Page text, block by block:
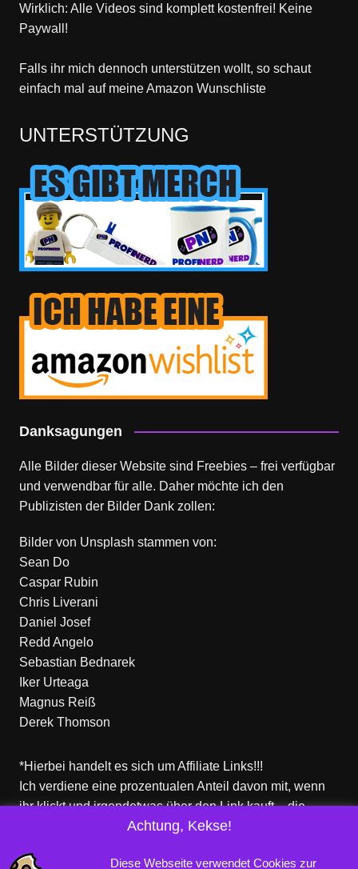
Wirklich: Alle Videos sind komplett kostenfrei! Keine
Paywall!
Falls ihr mich dennoch unterstützen wollt, so schaut
einfach mal auf meine Amazon Wunschliste
UNTERSTÜTZUNG
Danksagungen
Alle Bilder dieser Website sind Freebies – frei verfügbar
und verwendbar für alle. Daher möchte ich den
Publizisten der Bilder Dank zollen:
Bilder von Unsplash stammen von:
Sean Do
Caspar Rubin
Chris Liverani
Daniel Josef
Redd Angelo
Sebastian Bednarek
Iker Urteaga
Magnus Reiß
Derek Thomson
*Hierbei handelt es sich um Affiliate Links!!!
Ich verdiene eine prozentualen Anteil davon mit, wenn
ihr klickt und irgendetwas über den Link kauft – die
Produkte dort sind aber nicht von mir!
Achtung, Kekse!
Diese Webseite verwendet Cookies zur